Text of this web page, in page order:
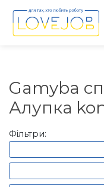
Gamyba
Алупка
Фільтри: